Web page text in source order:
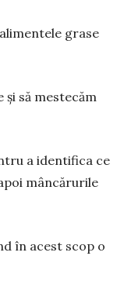
grase
să mestecăm
a identifica ce
mâncărurile
în acest scop o